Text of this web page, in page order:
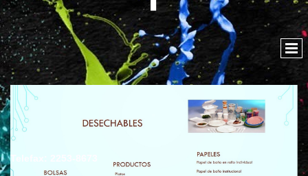
Telefax: 2253-8673